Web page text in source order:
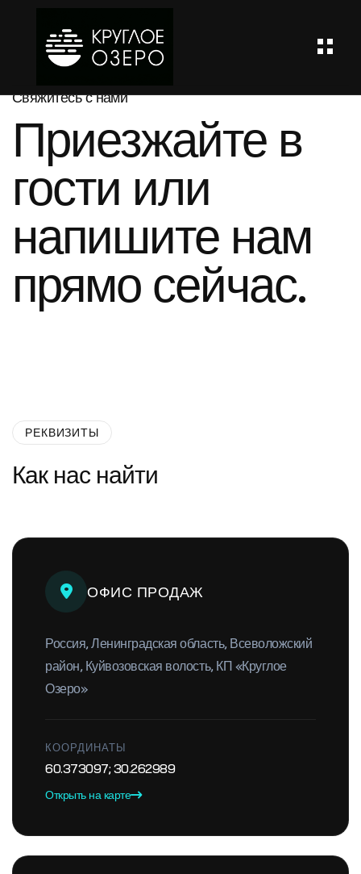
ГЛАВНАЯ
Расположение
Инфраструктура
Проекты
+
Галерея
Свяжитесь с нами
Приезжайте в
гости или
напишите нам
прямо сейчас.
РЕКВИЗИТЫ
Как нас найти
ОФИС ПРОДАЖ
Россия, Ленинградская область,Всеволожский
район,Куйвозовская волость,КП «Круглое
Озеро»
КООРДИНАТЫ
60.373097; 30.262989
Открыть на карте